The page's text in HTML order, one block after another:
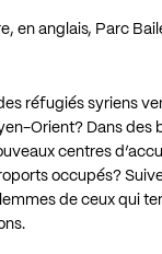
en anglais, Parc
réfugiés syriens
Orient? Dans des
centres
occupés?
de ceux qui